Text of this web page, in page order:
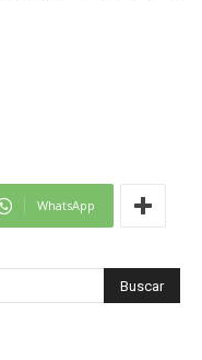
WhatsApp